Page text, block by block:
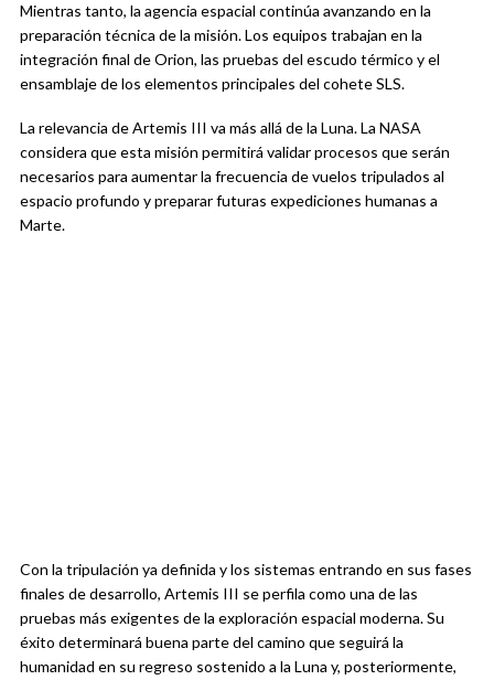
Mientras tanto, la agencia espacial continúa avanzando en la
preparación técnica de la misión. Los equipos trabajan en la
integración final de Orion, las pruebas del escudo térmico y el
ensamblaje de los elementos principales del cohete SLS.
La relevancia de Artemis III va más allá de la Luna. La NASA
considera que esta misión permitirá validar procesos que serán
necesarios para aumentar la frecuencia de vuelos tripulados al
espacio profundo y preparar futuras expediciones humanas a
Marte.
Con la tripulación ya definida y los sistemas entrando en sus fases
finales de desarrollo, Artemis III se perfila como una de las
pruebas más exigentes de la exploración espacial moderna. Su
éxito determinará buena parte del camino que seguirá la
humanidad en su regreso sostenido a la Luna y, posteriormente,